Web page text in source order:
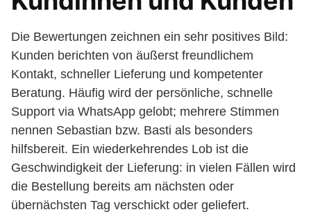
Die Bewertungen zeichnen ein sehr positives Bild:
Kunden berichten von äußerst freundlichem
Kontakt, schneller Lieferung und kompetenter
Beratung. Häufig wird der persönliche, schnelle
Support via WhatsApp gelobt; mehrere Stimmen
nennen Sebastian bzw. Basti als besonders
hilfsbereit. Ein wiederkehrendes Lob ist die
Geschwindigkeit der Lieferung: in vielen Fällen wird
die Bestellung bereits am nächsten oder
übernächsten Tag verschickt oder geliefert.